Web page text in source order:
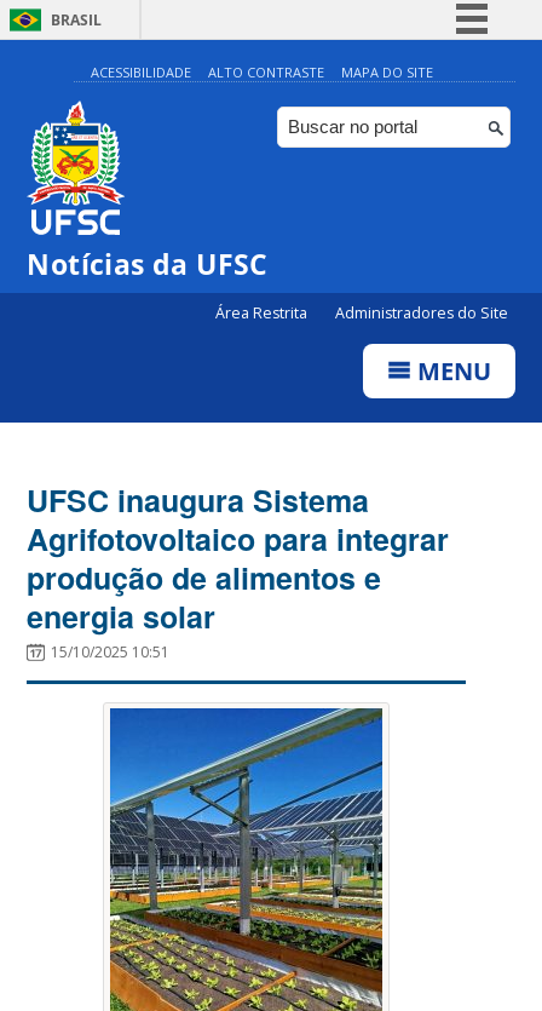
BRASIL
Simplifique!
Comunica BR
Participe
ACESSIBILIDADE ALTO CONTRASTE MAPA DO SITE
Notícias da UFSC
Área Restrita Administradores do Site
MENU
UFSC inaugura Sistema
Agrifotovoltaico para integrar
produção de alimentos e
energia solar
15/10/2025 10:51